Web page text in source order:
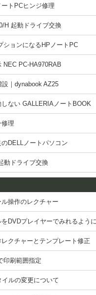
トPCヒンジ修理
H 起動ドライブ交換
ションになるHPノートPC
NEC PC-HA970RAB
｜dynabook AZ25
ない GALLERIAノートBOOK
理
DELLノートパソコン
動ドライブ交換
操作のレクチャー
DVDプレイヤーでみれるように
クチャーとテンプレート修正
刷範囲指定
ルの変更について